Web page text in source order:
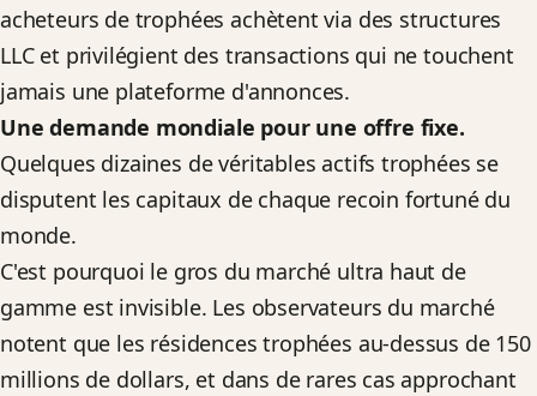
acheteurs de trophées achètent via des structures
LLC et privilégient des transactions qui ne touchent
jamais une plateforme d'annonces.
Une demande mondiale pour une offre fixe.
Quelques dizaines de véritables actifs trophées se
disputent les capitaux de chaque recoin fortuné du
monde.
C'est pourquoi le gros du marché ultra haut de
gamme est invisible. Les observateurs du marché
notent que les résidences trophées au-dessus de 150
millions de dollars, et dans de rares cas approchant